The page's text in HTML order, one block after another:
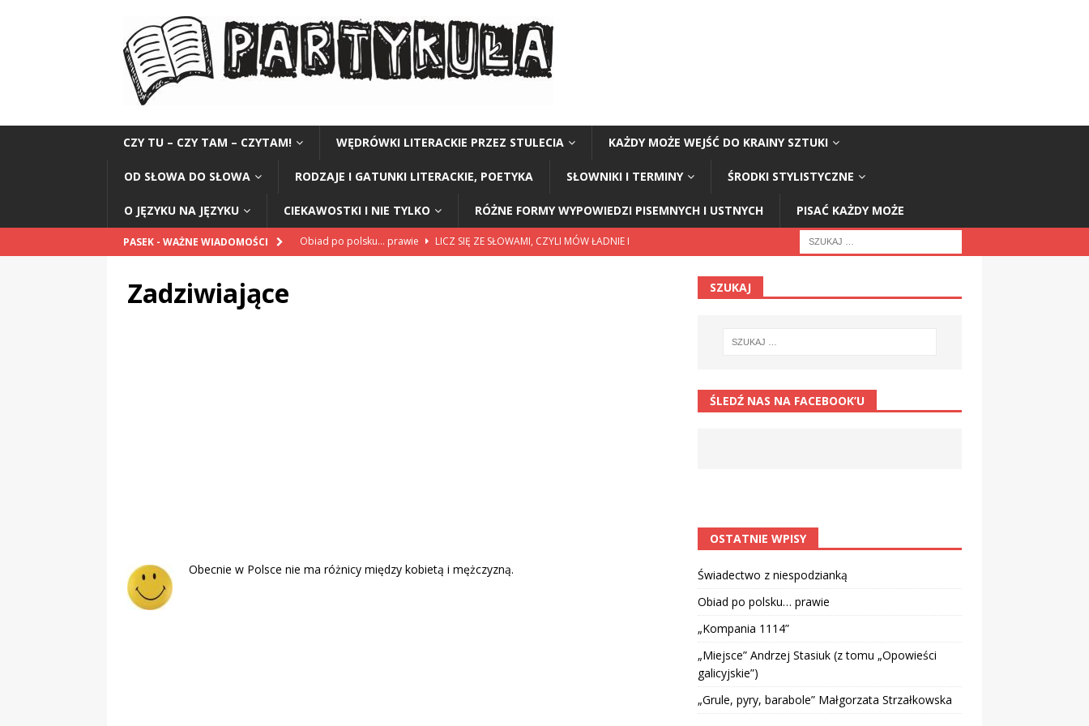
CZY TU – CZY TAM – CZYTAM! WĘDRÓWKI LITERACKIE PRZEZ STULECIA KAŻDY MOŻE WEJŚĆ DO KRAINY SZTUKI
OD SŁOWA DO SŁOWA RODZAJE I GATUNKI LITERACKIE, POETYKA SŁOWNIKI I TERMINY ŚRODKI STYLISTYCZNE
O JĘZYKU NA JĘZYKU CIEKAWOSTKI I NIE TYLKO RÓŻNE FORMY WYPOWIEDZI PISEMNYCH I USTNYCH PISAĆ KAŻDY MOŻE
PASEK - WAŻNE WIADOMOŚCI Obiad po polsku… prawie
LICZ SIĘ ZE SŁOWAMI, CZYLI MÓW ŁADNIE I
Zadziwiające
Obecnie w Polsce nie ma różnicy między kobietą i mężczyzną.
SZUKAJ
ŚLEDŹ NAS NA FACEBOOK’U
OSTATNIE WPISY
Świadectwo z niespodzianką
Obiad po polsku… prawie
„Kompania 1114”
„Miejsce” Andrzej Stasiuk (z tomu „Opowieści
galicyjskie”)
„Grule, pyry, barabole” Małgorzata Strzałkowska